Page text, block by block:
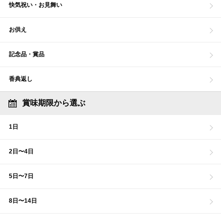
快気祝い・お見舞い
お供え
記念品・賞品
香典返し
賞味期限から選ぶ
1日
2日〜4日
5日〜7日
8日〜14日